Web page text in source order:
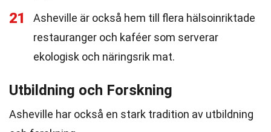
21
Asheville är också hem till flera hälsoinriktade
restauranger och kaféer som serverar
ekologisk och näringsrik mat.
Utbildning och Forskning
Asheville har också en stark tradition av utbildning